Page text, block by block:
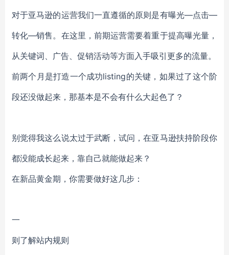
对于亚马逊的运营我们一直遵循的原则是有曝光—点击—
转化—销售。在这里，前期运营需要着重于提高曝光量，
从关键词、广告、促销活动等方面入手吸引更多的流量。
前两个月是打造一个成功listing的关键，如果过了这个阶
段还没做起来，那基本是不会有什么大起色了？
别觉得我这么说太过于武断，试问，在亚马逊扶持阶段你
都没能成长起来，靠自己就能做起来？
在新品黄金期，你需要做好这几步：
一
则了解站内规则